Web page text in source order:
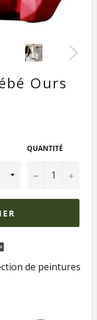
Ours
QUANTITÉ
− +
de peintures